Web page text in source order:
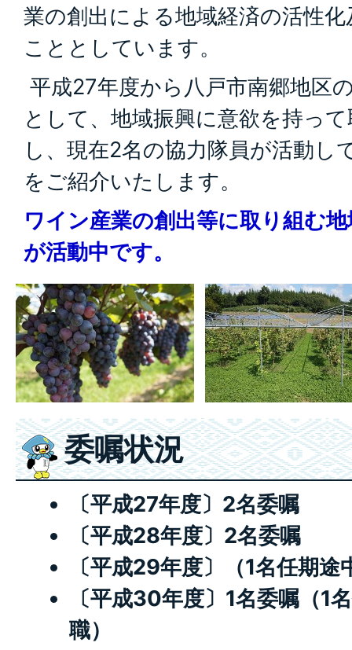
業の創出による地域経済の活性
こととしています。
平成27年度から八戸市南郷地区
として、地域振興に意欲を持っ
し、現在2名の協力隊員が活動し
をご紹介いたします。
ワイン産業の創出等に取り組む
が活動中です。
委嘱状況
〔平成27年度〕2名委嘱
〔平成28年度〕2名委嘱
〔平成29年度〕（1名任期途
〔平成30年度〕1名委嘱（1
職）